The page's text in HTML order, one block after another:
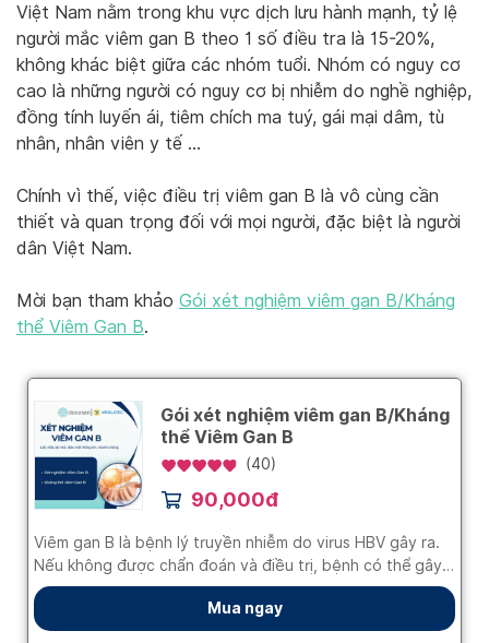
Việt Nam nằm trong khu vực dịch lưu hành mạnh, tỷ lệ
người mắc viêm gan B theo 1 số điều tra là 15-20%,
không khác biệt giữa các nhóm tuổi. Nhóm có nguy cơ
cao là những người có nguy cơ bị nhiễm do nghề nghiệp,
đồng tính luyến ái, tiêm chích ma tuý, gái mại dâm, tù
nhân, nhân viên y tế …
Chính vì thế, việc điều trị viêm gan B là vô cùng cần
thiết và quan trọng đối với mọi người, đặc biệt là người
dân Việt Nam.
Mời bạn tham khảo Gói xét nghiệm viêm gan B/Kháng
thể Viêm Gan B.